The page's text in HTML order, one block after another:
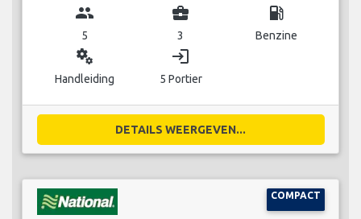
group
5
business_center
3
local_gas_station
Benzine
miscellaneous_services
Handleiding
login
5 Portier
DETAILS WEERGEVEN...
COMPACT